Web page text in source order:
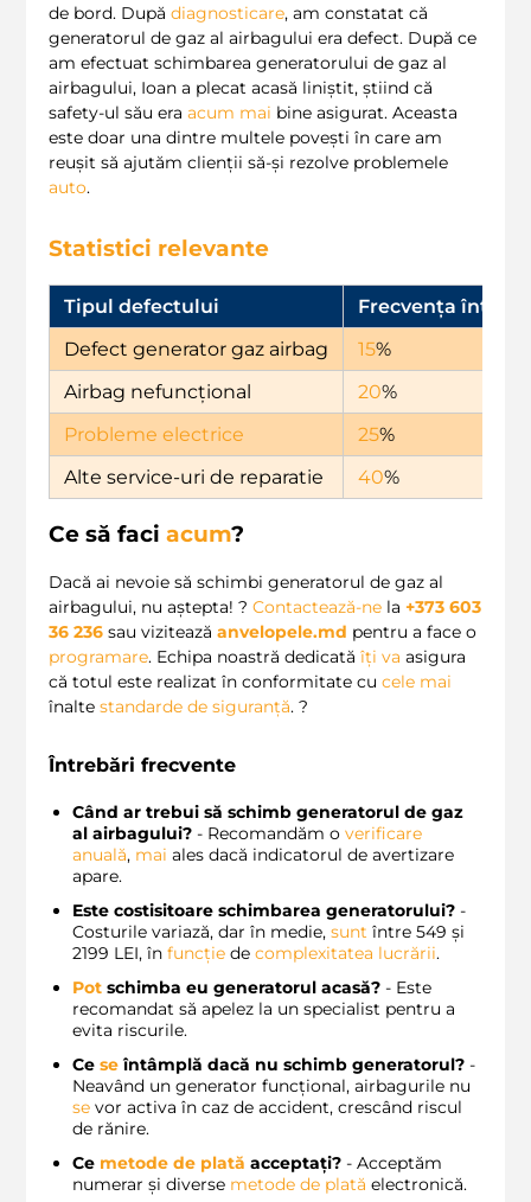
de bord. După diagnosticare, am constatat că
generatorul de gaz al airbagului era defect. După ce
am efectuat schimbarea generatorului de gaz al
airbagului, Ioan a plecat acasă liniștit, știind că
safety-ul său era acum mai bine asigurat. Aceasta
este doar una dintre multele povești în care am
reușit să ajutăm clienții să-și rezolve problemele
auto.
Statistici relevante
Tipul defectului
Frecvența
Defect generator gaz airbag
15%
Airbag nefuncțional
20%
Probleme electrice
25%
Alte service-uri de reparatie
40%
Ce să faci acum?
Dacă ai nevoie să schimbi generatorul de gaz al
airbagului, nu aștepta! ? Contactează-ne la +373 603
36 236 sau vizitează anvelopele.md pentru a face o
programare. Echipa noastră dedicată îți va asigura
că totul este realizat în conformitate cu cele mai
înalte standarde de siguranță. ?️
Întrebări frecvente
Când ar trebui să schimb generatorul de gaz
al airbagului? - Recomandăm o verificare
anuală, mai ales dacă indicatorul de avertizare
apare.
Este costisitoare schimbarea generatorului? -
Costurile variază, dar în medie, sunt între 549 și
2199 LEI, în funcție de complexitatea lucrării.
Pot schimba eu generatorul acasă? - Este
recomandat să apelez la un specialist pentru a
evita riscurile.
Ce se întâmplă dacă nu schimb generatorul? -
Neavând un generator funcțional, airbagurile nu
se vor activa în caz de accident, crescând riscul
de rănire.
Ce metode de plată acceptați? - Acceptăm
numerar și diverse metode de plată electronică.